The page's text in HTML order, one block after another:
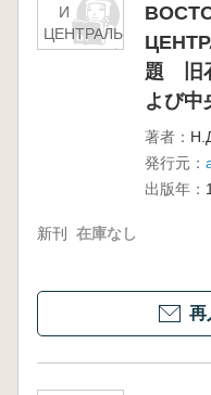
И
ЦЕНТРАЛЬНОЙ
ЕВРОПЫ(諸問
題 旧石器時代題 旧
よび中
著者：
発行元：
出版年：
新刊 在庫なし
再